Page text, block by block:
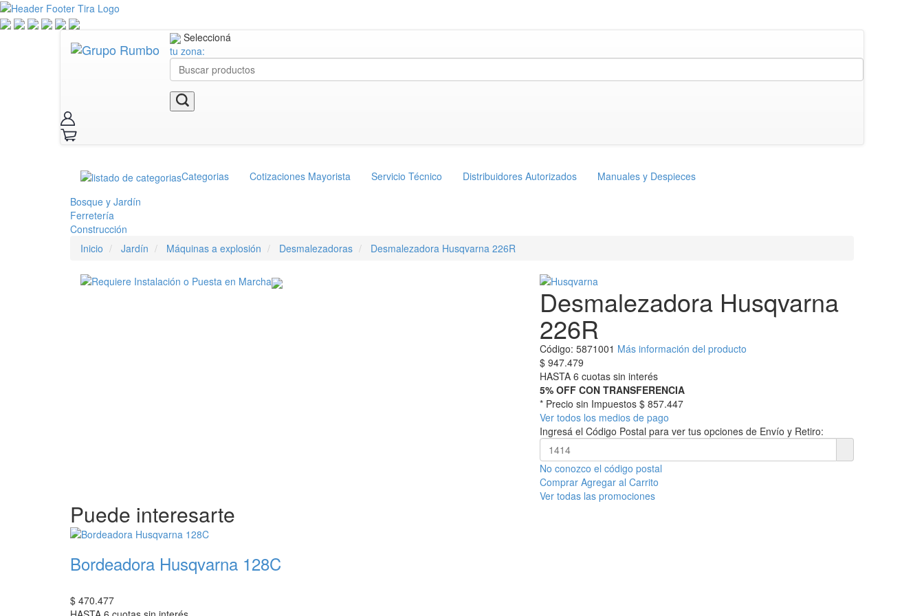
Seleccioná
tu zona:
Categorias
Bosque y Jardín
Ferretería
Construcción
Cotizaciones Mayorista Servicio Técnico Distribuidores Autorizados Manuales y Despieces
Inicio Jardín Máquinas a explosión Desmalezadoras Desmalezadora Husqvarna 226R
Desmalezadora Husqvarna
226R
Código: 5871001 Más información del producto
$ 947.479
HASTA 6 cuotas sin interés
5% OFF CON TRANSFERENCIA
* Precio sin Impuestos $ 857.447
Ver todos los medios de pago
Ingresá el Código Postal para ver tus opciones de Envío y Retiro:
No conozco el código postal
Comprar Agregar al Carrito
Ver todas las promociones
Puede interesarte
Bordeadora Husqvarna 128C
$ 470.477